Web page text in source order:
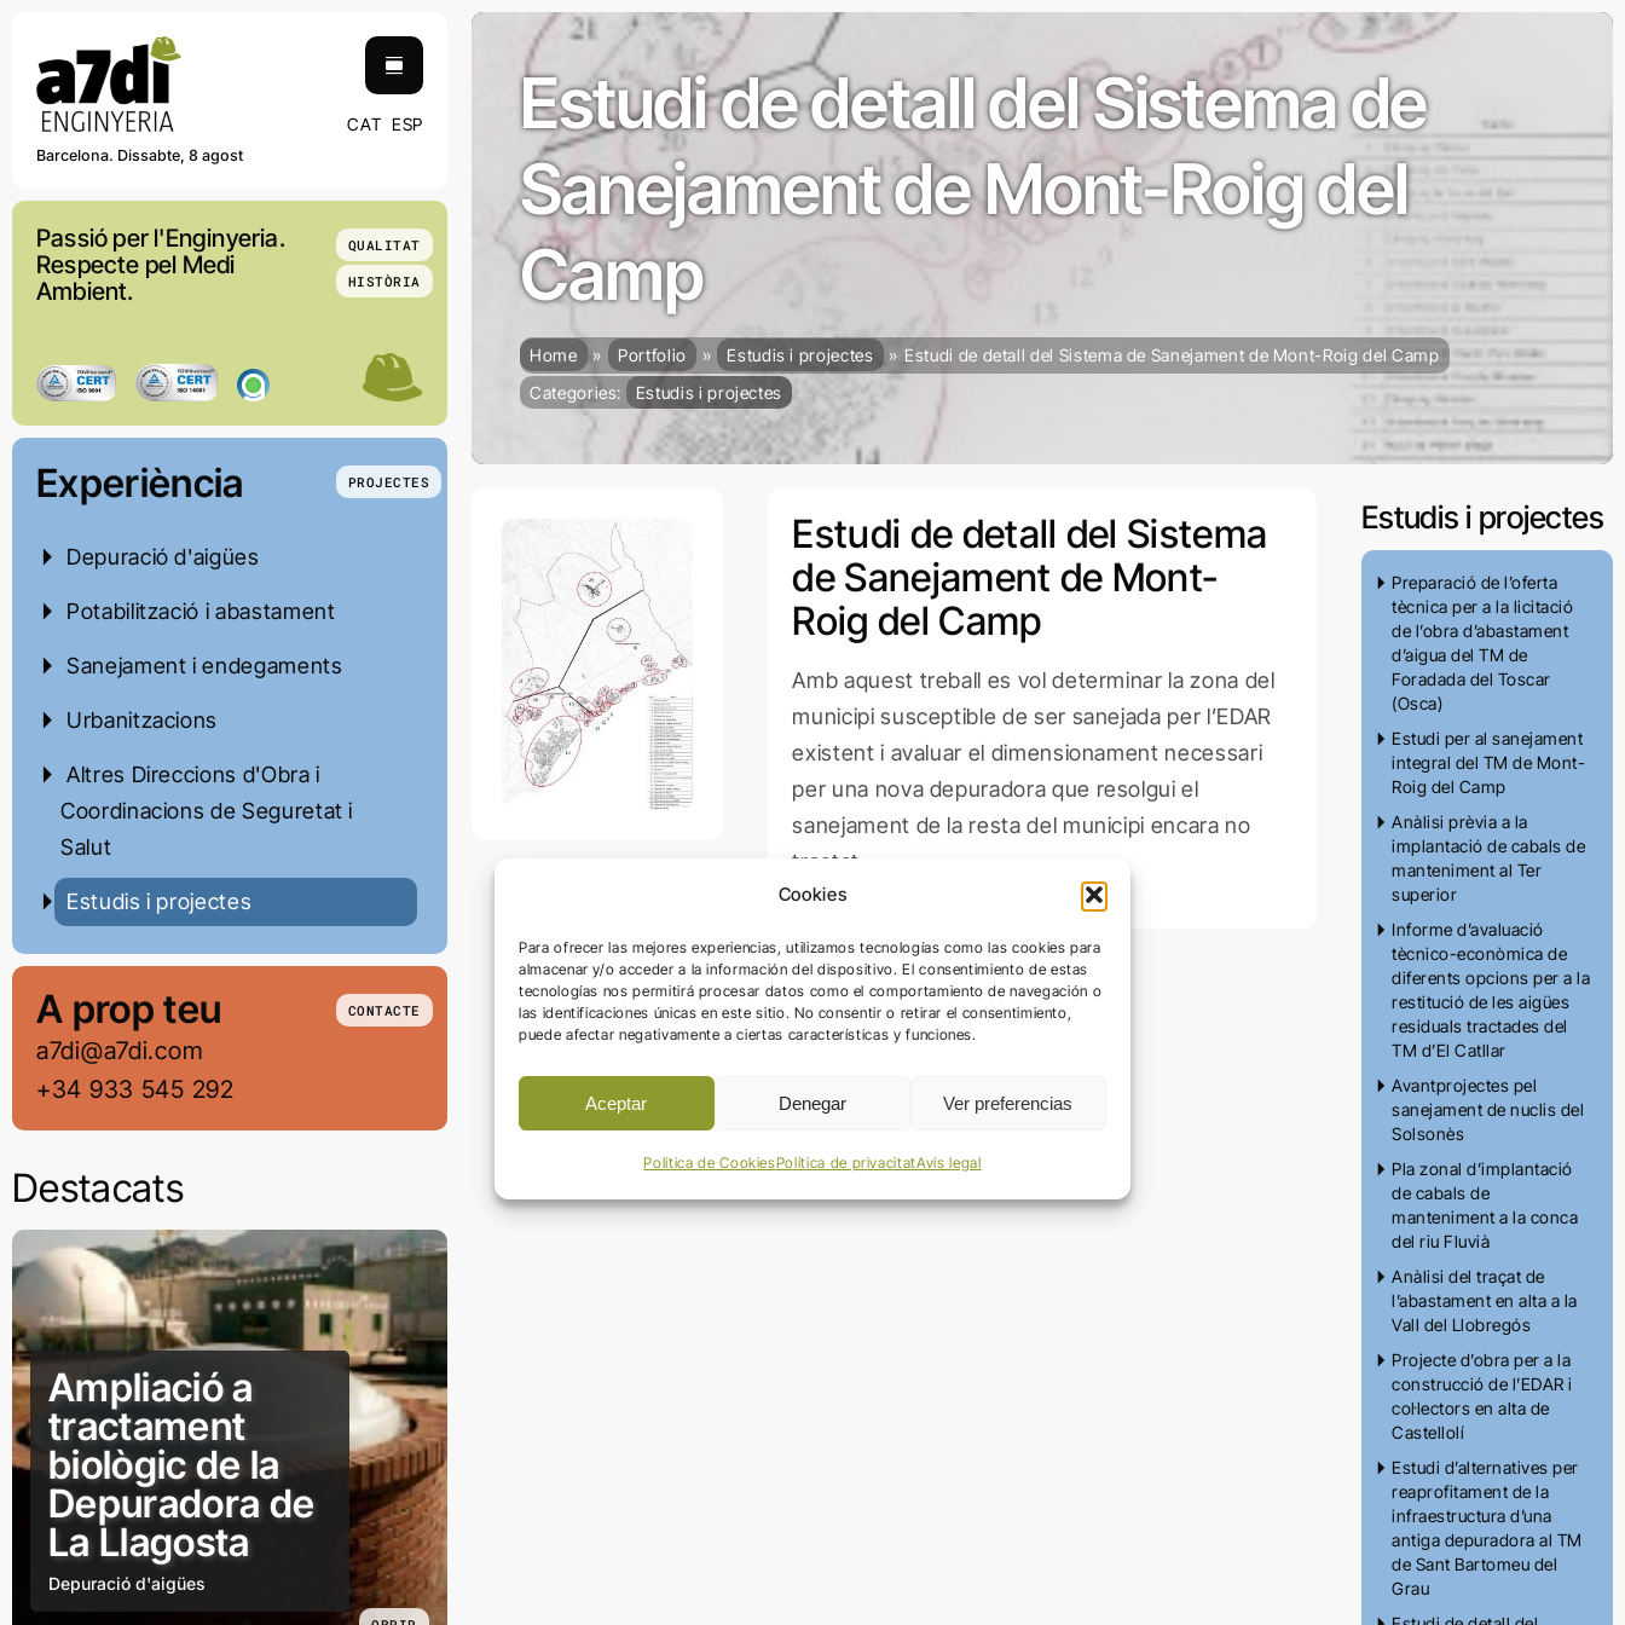
Cookies
Para ofrecer las mejores experiencias, utilizamos tecnologías como las cookies para
almacenar y/o acceder a la información del dispositivo. El consentimiento de estas
tecnologías nos permitirá procesar datos como el comportamiento de navegación o
las identificaciones únicas en este sitio. No consentir o retirar el consentimiento,
puede afectar negativamente a ciertas características y funciones.
Aceptar Denegar Ver preferencias
Política de CookiesPolítica de privacitatAvís legal
content
CAT ESP
Barcelona. Dissabte, 8 agost
Passió per l'Enginyeria.
Respecte pel Medi
Ambient.
QUALITAT
HISTÒRIA
Experiència PROJECTES
Depuració d'aigües
Potabilització i abastament
Sanejament i endegaments
Urbanitzacions
Altres Direccions d'Obra i
Coordinacions de Seguretat i
Salut
Estudis i projectes
A prop teu
a7di@a7di.com
+34 933 545 292
CONTACTE
Destacats
Ampliació a
tractament
biològic de la
Depuradora de
La Llagosta
Depuració d'aigües
Estudi de detall del Sistema de
Sanejament de Mont-Roig del
Camp
Home Portfolio Estudis i projectes
Estudi de detall del Sistema de Sanejament de Mont-Roig del Camp
Categories:
Estudis i projectes
Estudi de detall del Sistema
de Sanejament de Mont-
Roig del Camp
Amb aquest treball es vol determinar la zona del
municipi susceptible de ser sanejada per l’EDAR
existent i avaluar el dimensionament necessari
per una nova depuradora que resolgui el
sanejament de la resta del municipi encara no
tractat.
Estudis i projectes
Preparació de l’oferta
tècnica per a la licitació
de l’obra d’abastament
d’aigua del TM de
Foradada del Toscar
(Osca)
Estudi per al sanejament
integral del TM de Mont-
Roig del Camp
Anàlisi prèvia a la
implantació de cabals de
manteniment al Ter
superior
Informe d’avaluació
tècnico-econòmica de
diferents opcions per a la
restitució de les aigües
residuals tractades del
TM d’El Catllar
Avantprojectes pel
sanejament de nuclis del
Solsonès
Pla zonal d’implantació
de cabals de
manteniment a la conca
del riu Fluvià
Anàlisi del traçat de
l’abastament en alta a la
Vall del Llobregós
Projecte d’obra per a la
construcció de l’EDAR i
col·lectors en alta de
Castellolí
Estudi d’alternatives per
reaprofitament de la
infraestructura d’una
antiga depuradora al TM
de Sant Bartomeu del
Grau